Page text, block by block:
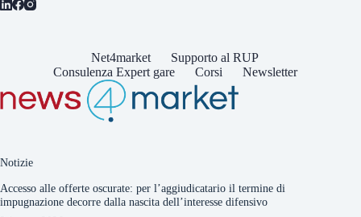
Net4market
Supporto al RUP
Consulenza Expert gare
Corsi Newsletter
Notizie
Accesso alle offerte oscurate: per l’aggiudicatario il termine di
impugnazione decorre dalla nascita dell’interesse difensivo